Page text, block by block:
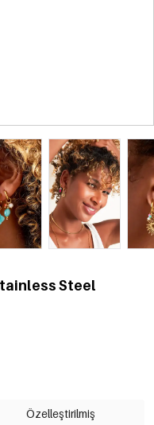
Steel
Özelleştirilmiş